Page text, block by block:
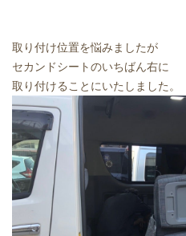
取り付け位置を悩みましたが
セカンドシートのいちばん右に
取り付けることにいたしました。